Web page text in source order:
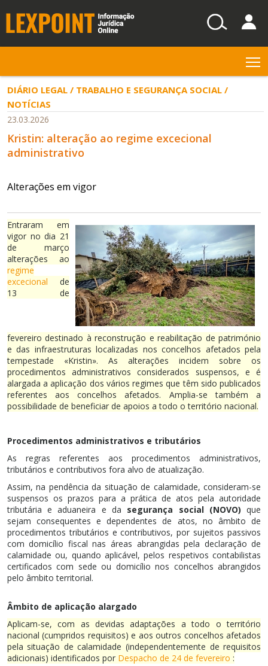
DIÁRIO LEGAL / TRABALHO E SEGURANÇA SOCIAL /
NOTÍCIAS
23.03.2026
Kristin: alteração ao regime excecional
administrativo
Alterações em vigor
Entraram em
vigor no dia 21
de março
alterações ao
regime
excecional de
13 de
fevereiro destinado à reconstrução e reabilitação de património
e das infraestruturas localizadas nos concelhos afetados pela
tempestade «Kristin». As alterações incidem sobre os
procedimentos administrativos considerados suspensos, e é
alargada a aplicação dos vários regimes que têm sido publicados
referentes aos concelhos afetados. Amplia-se também a
possibilidade de beneficiar de apoios a todo o território nacional.
Procedimentos administrativos e tributários
As regras referentes aos procedimentos administrativos,
tributários e contributivos fora alvo de atualização.
Assim, na pendência da situação de calamidade, consideram-se
suspensos os prazos para a prática de atos pela autoridade
tributária e aduaneira e da segurança social (NOVO)que
sejam consequentes e dependentes de atos, no âmbito de
procedimentos tributários e contributivos, por sujeitos passivos
com domicílio fiscal nas áreas abrangidas pela declaração de
calamidade ou, quando aplicável, pelos respetivos contabilistas
certificados com sede ou domicílio nos concelhos abrangidos
pelo âmbito territorial.
Âmbito de aplicação alargado
Aplicam-se, com as devidas adaptações a todo o território
nacional (cumpridos requisitos) e aos outros concelhos afetados
pela situação de calamidade (independentemente de requisitos
adicionais) identificados por Despacho de 24 de fevereiro :